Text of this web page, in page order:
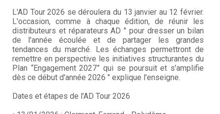
L'AD Tour 2026 se déroulera du 13 janvier au 12 février.
L'occasion, comme à chaque édition, de réunir les
distributeurs et réparateurs AD " pour dresser un bilan
de l'année écoulée et de partager les grandes
tendances du marché. Les échanges permettront de
remettre en perspective les initiatives structurantes du
Plan “Engagement 2027” qui se poursuit et s'amplifie
dès ce début d'année 2026 " explique l'enseigne.
Dates et étapes de l'AD Tour 2026